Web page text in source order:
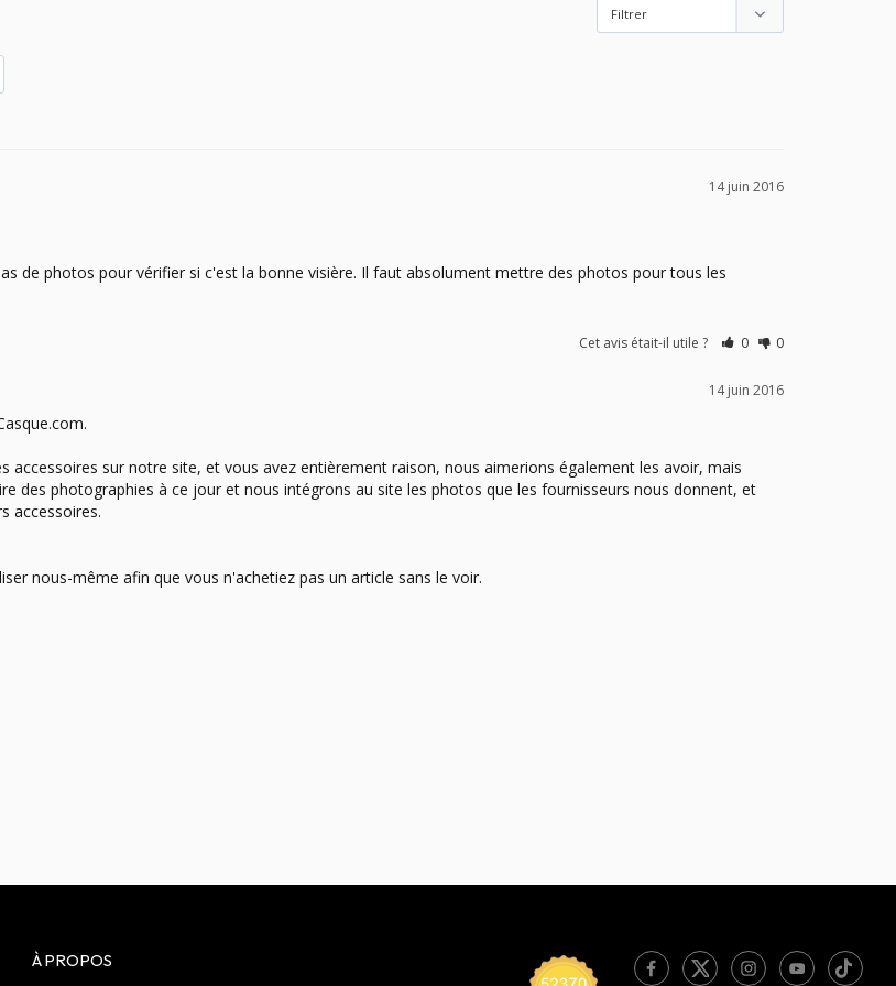
14 juin 2016
de photos pour vérifier si c'est la bonne visière. Il faut absolument mettre des photos pour tous les
Cet avis était-il utile ? 0 0
14 juin 2016
accessoires sur notre site, et vous avez entièrement raison, nous aimerions également les avoir, mais
des photographies à ce jour et nous intégrons au site les photos que les fournisseurs nous donnent, et
À PROPOS